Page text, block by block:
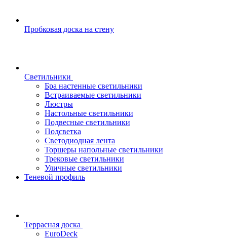
Пробковая доска на стену
Светильники
Бра настенные светильники
Встраиваемые светильники
Люстры
Настольные светильники
Подвесные светильники
Подсветка
Светодиодная лента
Торшеры напольные светильники
Трековые светильники
Уличные светильники
Теневой профиль
Террасная доска
EuroDeck